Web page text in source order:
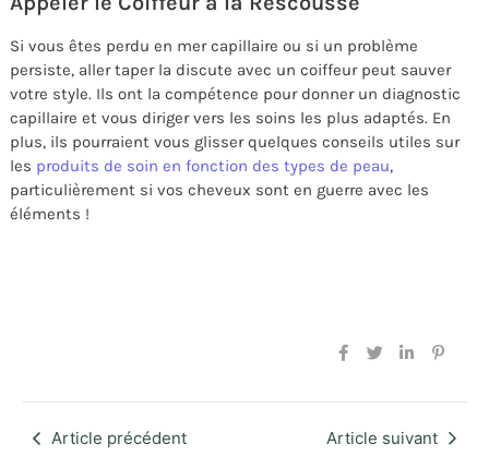
Si vous êtes perdu en mer capillaire ou si un problème
persiste, aller taper la discute avec un coiffeur peut sauver
votre style. Ils ont la compétence pour donner un diagnostic
capillaire et vous diriger vers les soins les plus adaptés. En
plus, ils pourraient vous glisser quelques conseils utiles sur
les produits de soin en fonction des types de peau,
particulièrement si vos cheveux sont en guerre avec les
éléments !
Article précédent Article suivant